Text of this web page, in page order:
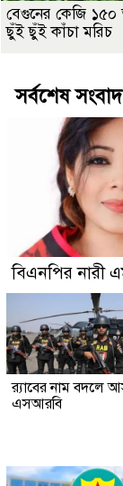
বেগুনের কেজি
ছুঁই ছুঁই কাঁচা মরিচ
সর্বশেষ সংবাদ
বিএনপির নারী
র‍্যাবের নাম বদলে
এসআরবি